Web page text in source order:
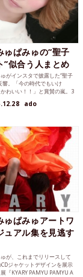
ゅぱみゅの“聖子
”似合う人まとめ
がインスタで披露した“聖子
響。「今の時代でもいけ
わいい！！」と賞賛の嵐。3
りーぱみゅぱみゅ以外でも
ado
ゅぱみゅアートワ
ュアル集を見逃す
が、これまでリリースして
ジャケットデザインを展示
『KYARY PAMYU PAMYU A